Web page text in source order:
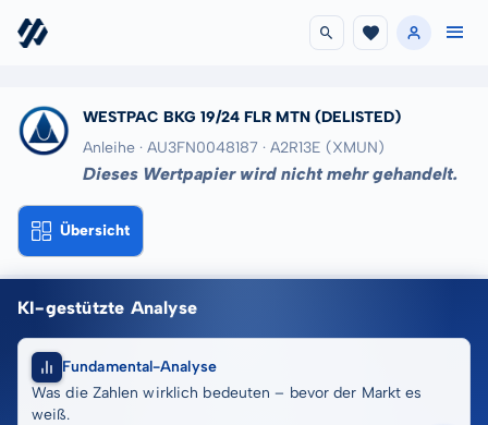
WESTPAC BKG 19/24 FLR MTN (DELISTED)
Anleihe · AU3FN0048187 · A2R13E (XMUN)
Dieses Wertpapier wird nicht mehr gehandelt.
Übersicht
KI-gestützte Analyse
Fundamental-Analyse
Was die Zahlen wirklich bedeuten – bevor der Markt es
weiß.